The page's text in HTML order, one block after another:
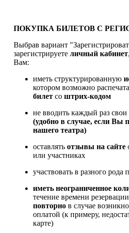
ПОКУПКА БИЛЕТОВ С
Выбрав вариант
зарегистрируете личный кабинет
Вам:
иметь структурированную
котором возможно
билет со штрих-кодом
не вводить каждый раз
(удобно в случае, если Вы
нашего театра)
оставлять отзывы на сайте
или участниках
участвовать в разного рода
иметь неограниченное
течение времени
повторно в случае
оплатой (к примеру,
карте)